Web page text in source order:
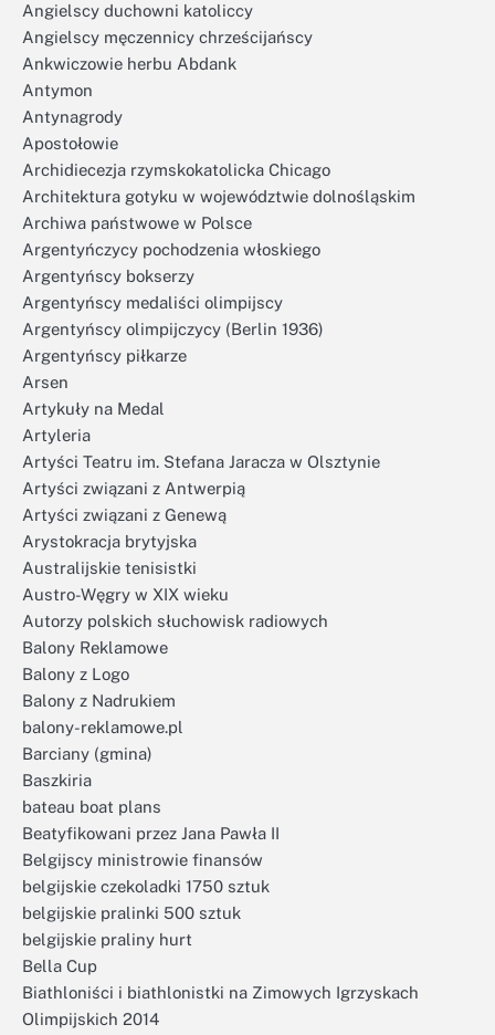
Angielscy duchowni katoliccy
Angielscy męczennicy chrześcijańscy
Ankwiczowie herbu Abdank
Antymon
Antynagrody
Apostołowie
Archidiecezja rzymskokatolicka Chicago
Architektura gotyku w województwie dolnośląskim
Archiwa państwowe w Polsce
Argentyńczycy pochodzenia włoskiego
Argentyńscy bokserzy
Argentyńscy medaliści olimpijscy
Argentyńscy olimpijczycy (Berlin 1936)
Argentyńscy piłkarze
Arsen
Artykuły na Medal
Artyleria
Artyści Teatru im. Stefana Jaracza w Olsztynie
Artyści związani z Antwerpią
Artyści związani z Genewą
Arystokracja brytyjska
Australijskie tenisistki
Austro-Węgry w XIX wieku
Autorzy polskich słuchowisk radiowych
Balony Reklamowe
Balony z Logo
Balony z Nadrukiem
balony-reklamowe.pl
Barciany (gmina)
Baszkiria
bateau boat plans
Beatyfikowani przez Jana Pawła II
Belgijscy ministrowie finansów
belgijskie czekoladki 1750 sztuk
belgijskie pralinki 500 sztuk
belgijskie praliny hurt
Bella Cup
Biathloniści i biathlonistki na Zimowych Igrzyskach
Olimpijskich 2014